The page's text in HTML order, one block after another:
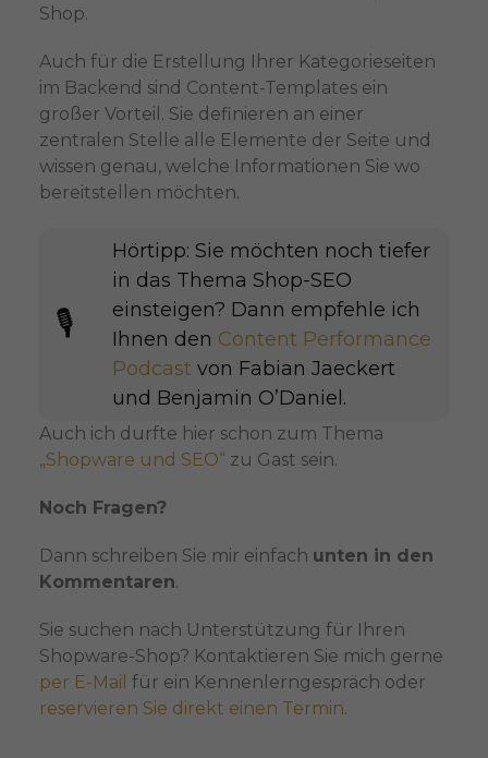
Shop.
Auch für die Erstellung Ihrer Kategorieseiten
im Backend sind Content-Templates ein
großer Vorteil. Sie definieren an einer
zentralen Stelle alle Elemente der Seite und
wissen genau, welche Informationen Sie wo
bereitstellen möchten.
🎙️​
Hörtipp: Sie möchten noch tiefer
in das Thema Shop-SEO
einsteigen? Dann empfehle ich
Ihnen den Content Performance
Podcast von Fabian Jaeckert
und Benjamin O’Daniel.
Auch ich durfte hier schon zum Thema
„Shopware und SEO“ zu Gast sein.
Noch Fragen?
Dann schreiben Sie mir einfach unten in den
Kommentaren.
Sie suchen nach Unterstützung für Ihren
Shopware-Shop? Kontaktieren Sie mich gerne
per E-Mail für ein Kennenlerngespräch oder
reservieren Sie direkt einen Termin.